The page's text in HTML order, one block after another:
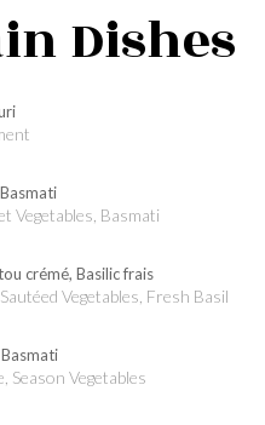
Dishes
Vegetables, Basmati
crémé, Basilic frais
Vegetables, Fresh Basil
Season Vegetables